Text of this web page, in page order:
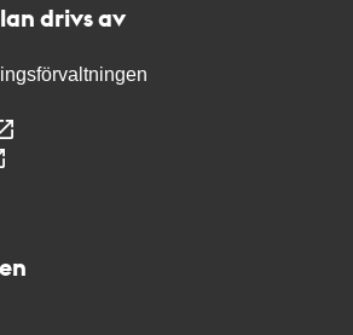
drivs av